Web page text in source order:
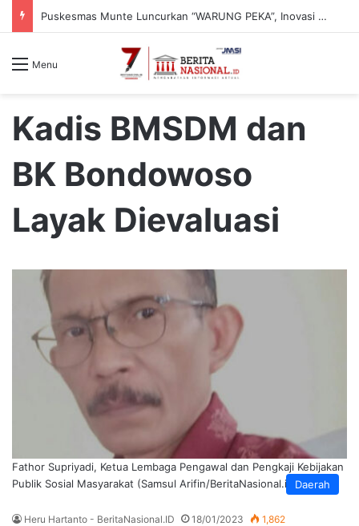
Puskesmas Munte Luncurkan “WARUNG PEKA”, Inovasi Peduli Kesehatan Jiwa hingga Pelosok Desa
Menu
Kadis BMSDM dan
BK Bondowoso
Layak Dievaluasi
Daerah
Fathor Supriyadi, Ketua Lembaga Pengawal dan Pengkaji Kebijakan
Publik Sosial Masyarakat (Samsul Arifin/BeritaNasional.id)
Heru Hartanto - BeritaNasional.ID 18/01/2023 1,862